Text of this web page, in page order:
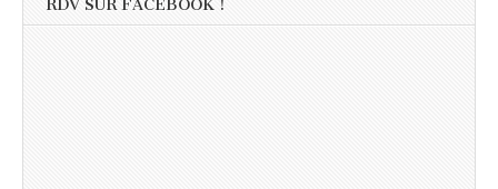
RDV SUR FACEBOOK !